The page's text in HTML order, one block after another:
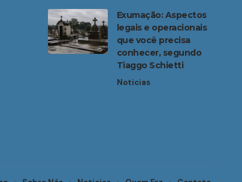
Exumação: Aspectos
legais e operacionais
que você precisa
conhecer, segundo
Tiaggo Schietti
Noticias